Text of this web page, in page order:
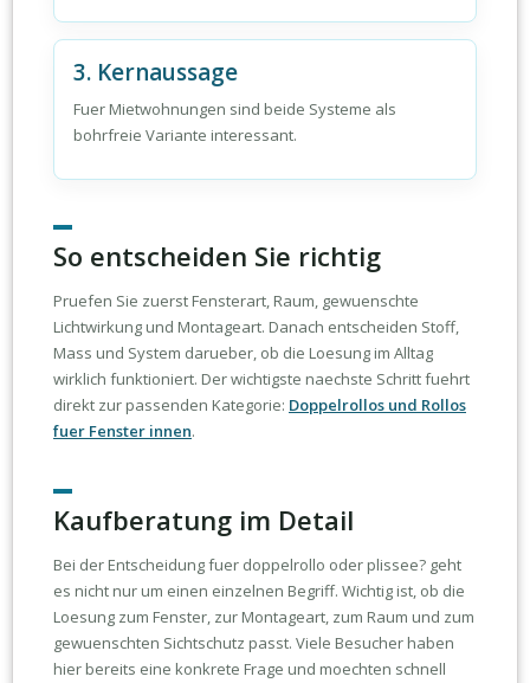
3. Kernaussage
Fuer Mietwohnungen sind beide Systeme als
bohrfreie Variante interessant.
So entscheiden Sie richtig
Pruefen Sie zuerst Fensterart, Raum, gewuenschte
Lichtwirkung und Montageart. Danach entscheiden Stoff,
Mass und System darueber, ob die Loesung im Alltag
wirklich funktioniert. Der wichtigste naechste Schritt fuehrt
direkt zur passenden Kategorie: Doppelrollos und Rollos
fuer Fenster innen.
Kaufberatung im Detail
Bei der Entscheidung fuer doppelrollo oder plissee? geht
es nicht nur um einen einzelnen Begriff. Wichtig ist, ob die
Loesung zum Fenster, zur Montageart, zum Raum und zum
gewuenschten Sichtschutz passt. Viele Besucher haben
hier bereits eine konkrete Frage und moechten schnell